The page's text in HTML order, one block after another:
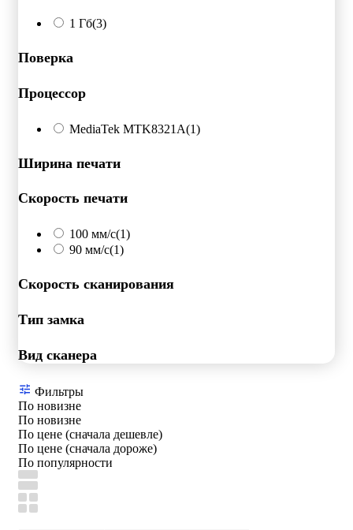
1 Гб(3)
Поверка
Процессор
MediaTek MTK8321A(1)
Ширина печати
Скорость печати
100 мм/с(1)
90 мм/с(1)
Скорость сканирования
Тип замка
Вид сканера
Фильтры
По новизне
По новизне
По цене (сначала дешевле)
По цене (сначала дороже)
По популярности